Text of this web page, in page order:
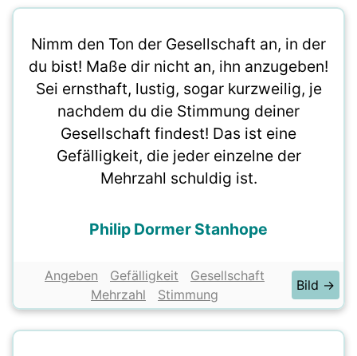
Nimm den Ton der Gesellschaft an, in der
du bist! Maße dir nicht an, ihn anzugeben!
Sei ernsthaft, lustig, sogar kurzweilig, je
nachdem du die Stimmung deiner
Gesellschaft findest! Das ist eine
Gefälligkeit, die jeder einzelne der
Mehrzahl schuldig ist.
Philip Dormer Stanhope
Angeben Gefälligkeit
Gesellschaft
Mehrzahl
Stimmung
Bild →